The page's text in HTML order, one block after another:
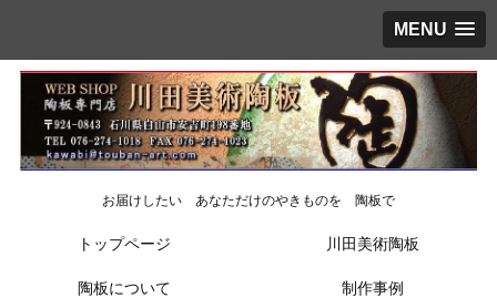
MENU
お届けしたい あなただけのやきものを 陶板で
トップページ 川田美術陶板
陶板について 制作事例